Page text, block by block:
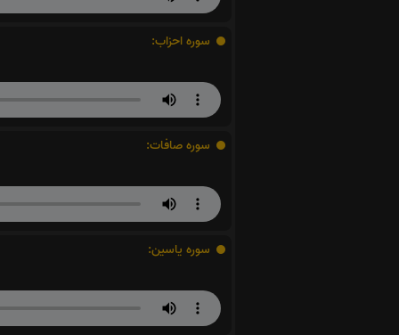
سوره احزاب:
سوره صافات:
سوره یاسین: